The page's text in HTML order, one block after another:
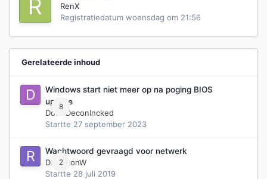
RenX
Registratiedatum woensdag om 21:56
Gerelateerde inhoud
8
Windows start niet meer op na poging BIOS
update
Door DeconIncked
Startte 27 september 2023
2
Wachtwoord gevraagd voor netwerk
Door
RonW
Startte 28 juli 2019